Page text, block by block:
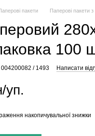
пакети Паперові пакети
100
004200082 / 1493 Написати
уп.
накопичувальної знижки